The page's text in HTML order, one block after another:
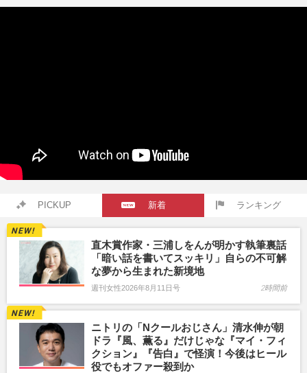
PICKUP 新着 ランキング
直木賞作家・三浦しをんが明かす執筆裏話
「暗い話を書いてスッキリ」自らの不可解
な夢から生まれた新境地
週刊女性2026年8月11日号 2時間前
ニトリの「Nクールおじさん」清水伸が朝
ドラ『風、薫る』だけじゃな『マイ・フィ
クション』『告白』で怪演！今後はヒール
役でもオファー殺到か